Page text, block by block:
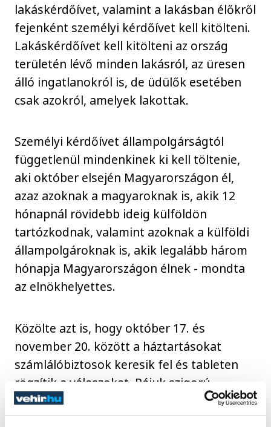
lakáskérdőívet, valamint a lakásban élőkről
fejenként személyi kérdőívet kell kitölteni.
Lakáskérdőívet kell kitölteni az ország
területén lévő minden lakásról, az üresen
álló ingatlanokról is, de üdülők esetében
csak azokról, amelyek lakottak.
Személyi kérdőívet állampolgárságtól
függetlenül mindenkinek ki kell töltenie,
aki október elsején Magyarországon él,
azaz azoknak a magyaroknak is, akik 12
hónapnál rövidebb ideig külföldön
tartózkodnak, valamint azoknak a külföldi
állampolgároknak is, akik legalább három
hónapja Magyarországon élnek - mondta
az elnökhelyettes.
Közölte azt is, hogy október 17. és
november 20. között a háztartásokat
számlálóbiztosok keresik fel és tableten
rögzítik a válaszokat. Rájuk szigorú
biztonsági előírások vonatkoznak, egyedi
sorszámmal ellátott igazolványt viselnek a